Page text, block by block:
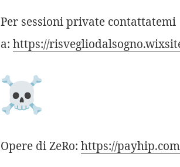
Per sessioni private contattatemi
a: https://
Opere di ZeRo: https://